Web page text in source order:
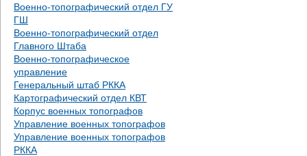
Военно-топографический отдел ГУ
ГШ
Военно-топографический отдел
Главного Штаба
Военно-топографическое
управление
Генеральный штаб РККА
Картографический отдел КВТ
Корпус военных топографов
Управление военных топографов
Управление военных топографов
РККА